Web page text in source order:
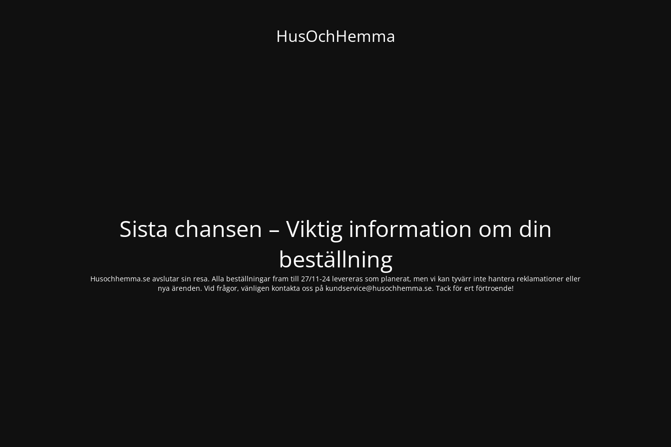
HusOchHemma
Sista chansen – Viktig information om din
beställning
Husochhemma.se avslutar sin resa. Alla beställningar fram till 27/11-24 levereras som planerat, men vi kan tyvärr inte hantera reklamationer eller
nya ärenden. Vid frågor, vänligen kontakta oss på kundservice@husochhemma.se. Tack för ert förtroende!